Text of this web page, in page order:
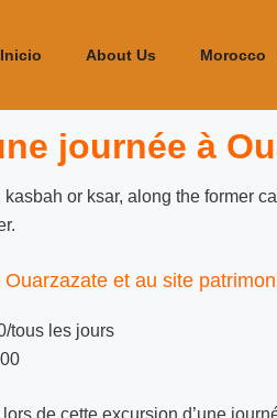
Inicio About Us Morocco
journée à
et au site
tous les jours
de cette excursion d’une